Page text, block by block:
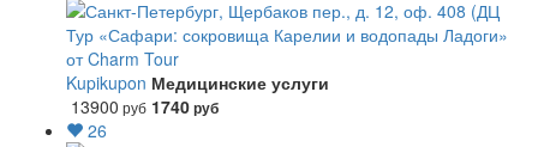
Тур «Сафари: сокровища Карелии и водопады Ладоги»
от Charm Tour
Kupikupon Медицинские услуги
13900 руб 1740руб
26